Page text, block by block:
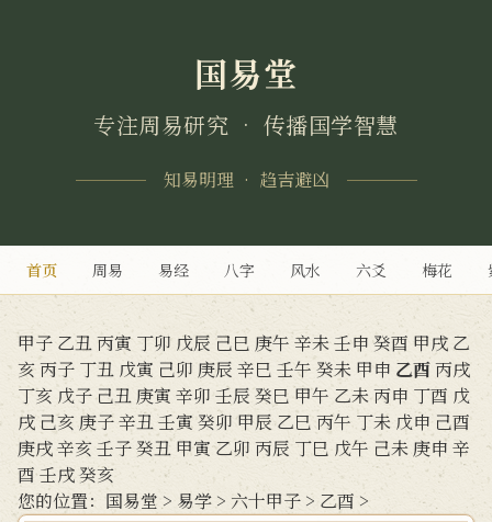
国易堂
专注周易研究 • 传播国学智慧
知易明理 • 趋吉避凶
首页 周易 易经 八字 风水 六爻 梅花
甲子 乙丑丙寅 丁卯 戊辰 己巳 庚午 辛未壬申 癸酉 甲戌 乙
亥丙子 丁丑 戊寅 己卯 庚辰 辛巳 壬午 癸未 甲申 乙酉丙戌
丁亥 戊子 己丑 庚寅 辛卯 壬辰 癸巳 甲午 乙未 丙申 丁酉 戊
戌 己亥 庚子辛丑壬寅 癸卯 甲辰 乙巳 丙午 丁未 戊申 己酉
庚戌辛亥壬子癸丑 甲寅 乙卯 丙辰 丁巳 戊午 己未 庚申 辛
酉 壬戌癸亥
您的位置： 国易堂 > 易学 > 六十甲子 > 乙酉 >